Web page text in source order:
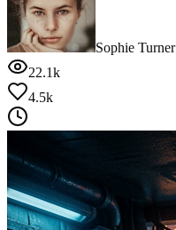
Sophie Turner
22.1k
4.5k